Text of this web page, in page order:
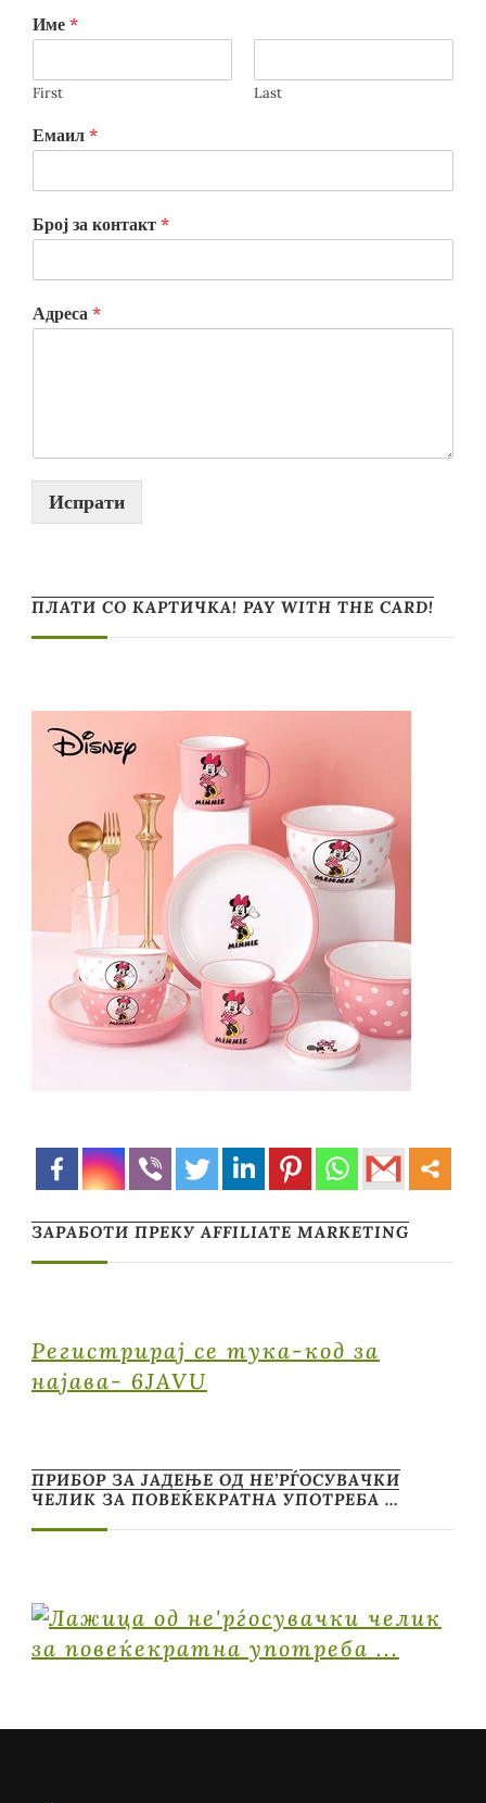
Име *
First Last
Емаил *
Број за контакт *
Адреса *
Испрати
ПЛАТИ СО КАРТИЧКА! PAY WITH THE CARD!
ЗАРАБОТИ ПРЕКУ AFFILIATE MARKETING
Регистрирај се тука-код за
најава- 6JAVU
ПРИБОР ЗА ЈАДЕЊЕ ОД НЕ’РЃОСУВАЧКИ
ЧЕЛИК ЗА ПОВЕЌЕКРАТНА УПОТРЕБА …